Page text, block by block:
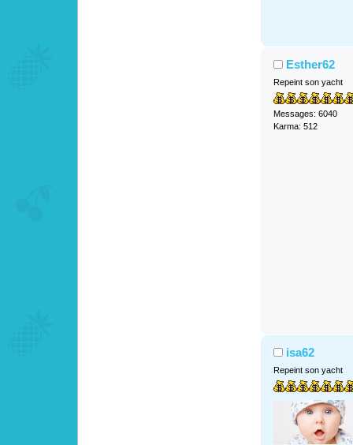
Esther62
Repeint son yacht
Messages: 6040
Karma: 512
isa62
Repeint son yacht